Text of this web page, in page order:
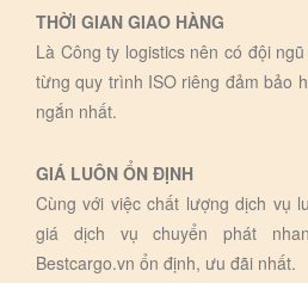
THỜI GIAN GIAO HÀNG
Là Công ty logistics nên có đội
từng quy trình ISO riêng đảm bảo
ngắn nhất.
GIÁ LUÔN ỔN ĐỊNH
Cùng với việc chất lượng dịch vụ
giá dịch vụ chuyển phát
Bestcargo.vn ổn định, ưu đãi nhất.